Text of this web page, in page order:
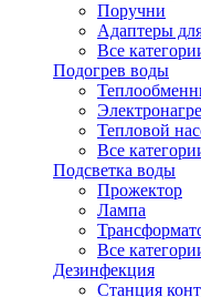
Поручни
Адаптеры
Все
Подогрев воды
Тепловой
Все
Подсветка воды
Прожектор
Лампа
Все
Дезинфекция
Станция